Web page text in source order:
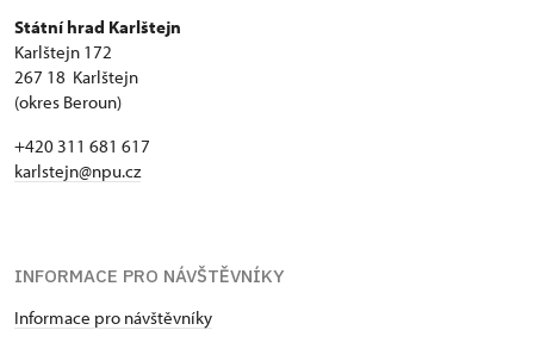
Státní hrad Karlštejn
Karlštejn 172
267 18 Karlštejn
(okres Beroun)
+420 311 681 617
karlstejn@npu.cz
INFORMACE PRO NÁVŠTĚVNÍKY
Informace pro návštěvníky